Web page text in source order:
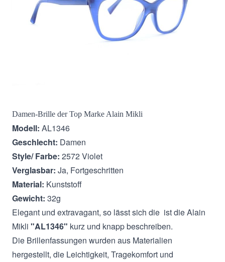
In den Warenkorb
Damen-Brille der Top Marke Alain Mikli
Modell: AL1346
Geschlecht: Damen
Style/ Farbe: 2572 Violet
Verglasbar: Ja, Fortgeschritten
Material: Kunststoff
Gewicht: 32g
Elegant und extravagant, so lässt sich die ist die Alain
Mikli "AL1346" kurz und knapp beschreiben.
Die Brillenfassungen wurden aus Materialien
hergestellt, die Leichtigkeit, Tragekomfort und